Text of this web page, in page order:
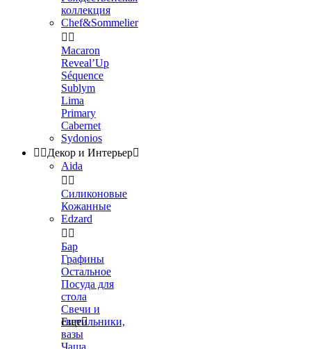
коллекция
Chef&Sommelier
 
Macaron
Reveal’Up
Séquence
Sublym
Lima
Primary
Cabernet
Sydonios
 Декор и Интерьер
Aida
 
Силиконовые
Кожанные
Edzard
 
Бар
Графины
Остальное
Посуда для
стола
Свечи и
светильники,
вазы
Чаша
Еще